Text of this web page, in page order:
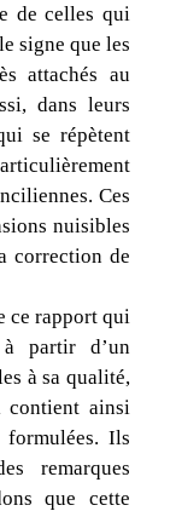
de celles qui
signe que les
attachés au
dans leurs
se répètent
Ces
nuisibles
correction de
ce rapport qui
à partir d’un
à sa qualité,
contient ainsi
formulées. Ils
remarques
que cette